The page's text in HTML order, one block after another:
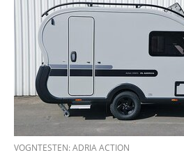
VOGNTESTEN: ADRIA ACTION